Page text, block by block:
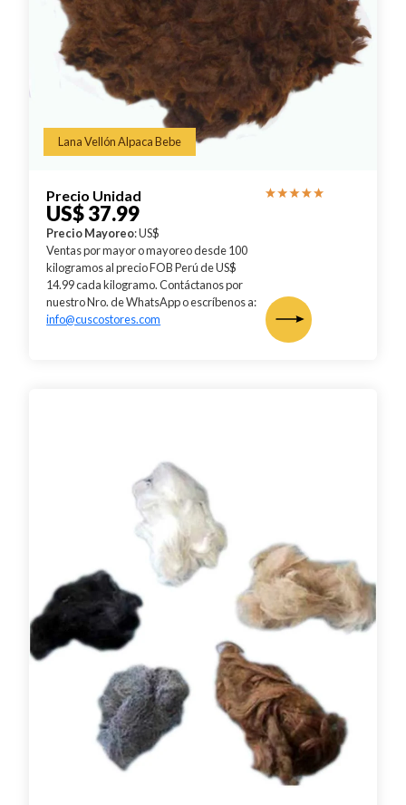
Lana Vellón Alpaca Bebe
Precio Unidad
US$ 37.99
Precio Mayoreo: US$
Ventas por mayor o mayoreo desde 100
kilogramos al precio FOB Perú de US$
14.99 cada kilogramo. Contáctanos por
nuestro Nro. de WhatsApp o escríbenos a:
info@cuscostores.com